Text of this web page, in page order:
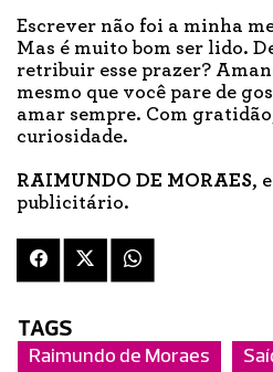
Escrever não foi a minha
Mas é muito bom ser lido.
retribuir esse prazer?
mesmo que você pare de
amar sempre. Com
curiosidade.
RAIMUNDO DE MORAES,
publicitário.
TAGS
Raimundo de Moraes